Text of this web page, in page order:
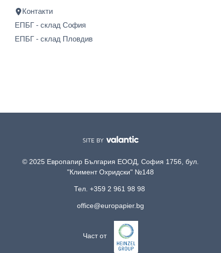
Контакти
ЕПБГ - склад София
ЕПБГ - склад Пловдив
© 2025 Европапир България ЕООД, София 1756, бул.
"Климент Охридски" №148
Тел. +359 2 961 98 98
office@europapier.bg
Част от